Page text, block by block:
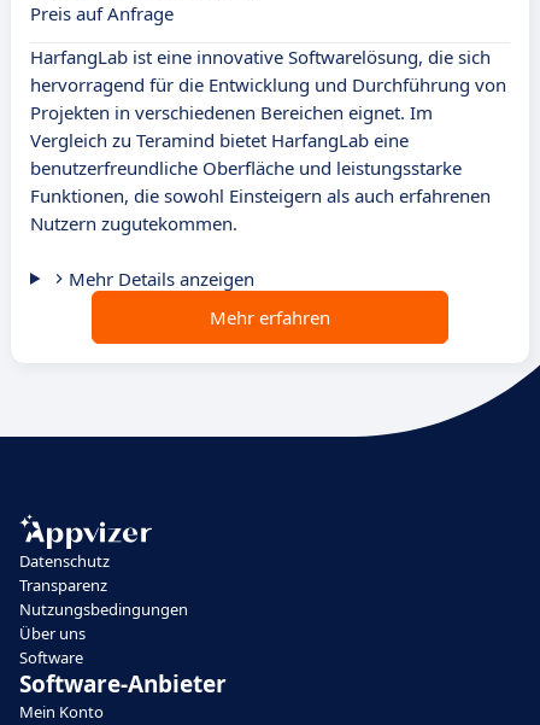
Preis auf Anfrage
HarfangLab ist eine innovative Softwarelösung, die sich
hervorragend für die Entwicklung und Durchführung von
Projekten in verschiedenen Bereichen eignet. Im
Vergleich zu Teramind bietet HarfangLab eine
benutzerfreundliche Oberfläche und leistungsstarke
Funktionen, die sowohl Einsteigern als auch erfahrenen
Nutzern zugutekommen.
Mehr Details anzeigen
Mehr erfahren
Datenschutz
Transparenz
Nutzungsbedingungen
Über uns
Software
Software-Anbieter
Mein Konto